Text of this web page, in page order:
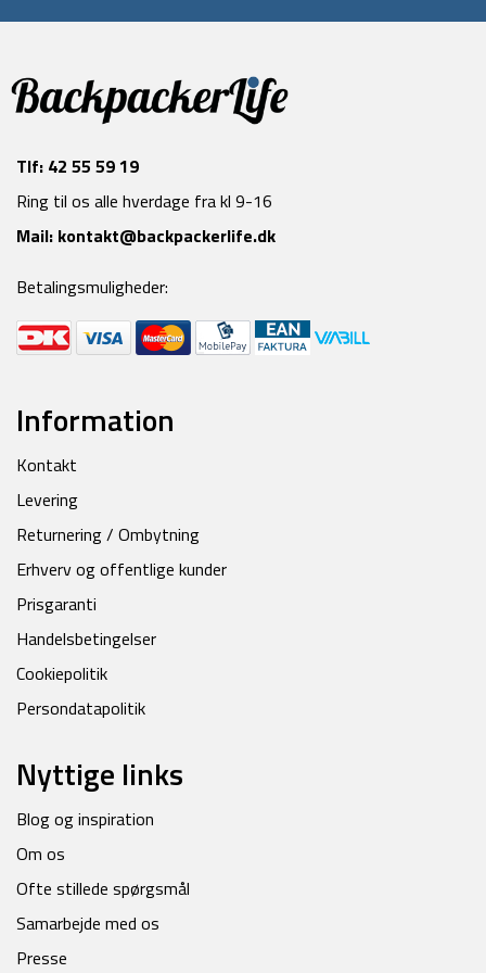
Tlf: 42 55 59 19
Ring til os alle hverdage fra kl 9-16
Mail: kontakt@backpackerlife.dk
Betalingsmuligheder:
Information
Kontakt
Levering
Returnering / Ombytning
Erhverv og offentlige kunder
Prisgaranti
Handelsbetingelser
Cookiepolitik
Persondatapolitik
Nyttige links
Blog og inspiration
Om os
Ofte stillede spørgsmål
Samarbejde med os
Presse